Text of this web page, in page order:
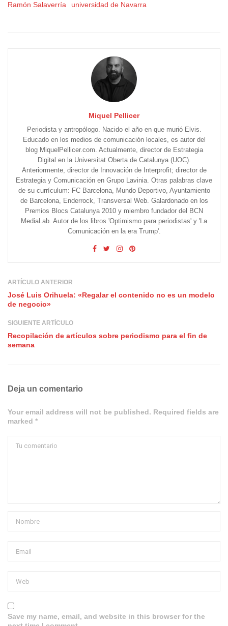
Ramón Salaverría
universidad de Navarra
Miquel Pellicer
Periodista y antropólogo. Nacido el año en que murió Elvis.
Educado en los medios de comunicación locales, es autor del
blog MiquelPellicer.com. Actualmente, director de Estrategia
Digital en la Universitat Oberta de Catalunya (UOC).
Anteriormente, director de Innovación de Interprofit; director de
Estrategia y Comunicación en Grupo Lavinia. Otras palabras clave
de su currículum: FC Barcelona, Mundo Deportivo, Ayuntamiento
de Barcelona, Enderrock, Transversal Web. Galardonado en los
Premios Blocs Catalunya 2010 y miembro fundador del BCN
MediaLab. Autor de los libros 'Optimismo para periodistas' y 'La
Comunicación en la era Trump'.
ARTÍCULO ANTERIOR
José Luis Orihuela: «Regalar el contenido no es un modelo
de negocio»
SIGUIENTE ARTÍCULO
Recopilación de artículos sobre periodismo para el fin de
semana
Deja un comentario
Your email address will not be published. Required fields are
marked *
Save my name, email, and website in this browser for the